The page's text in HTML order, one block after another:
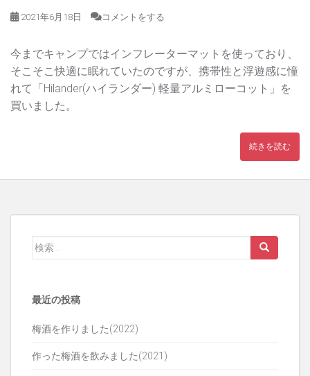
2021年6月18日 コメントをする
今までキャンプではインフレーターマットを使っており、
そこそこ快適に眠れていたのですが、携帯性と浮遊感に憧
れて「Hilander(ハイランダー) 軽量アルミローコット」を
買いました。
続きを読む
検
最近の投稿
梅酒を作りました(2022)
作った梅酒を飲みました(2021)